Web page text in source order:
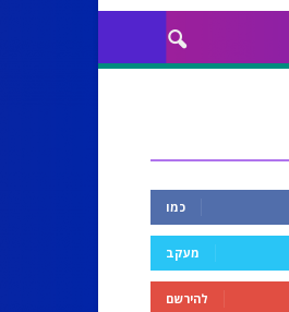
כמו
מעקב
להירשם